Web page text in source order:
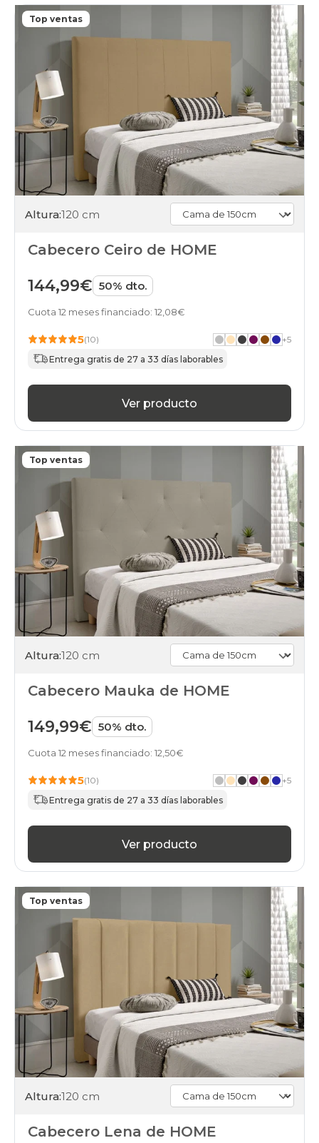
Top ventas
Altura:120 cm
Cabecero Ceiro de HOME
144,99€ 50% dto.
Cuota 12 meses financiado: 12,08€
5(10) +5
Entrega gratis de 27 a 33 días laborables
Ver producto
Top ventas
Altura:120 cm
Cabecero Mauka de HOME
149,99€ 50% dto.
Cuota 12 meses financiado: 12,50€
5(10) +5
Entrega gratis de 27 a 33 días laborables
Ver producto
Top ventas
Altura:120 cm
Cabecero Lena de HOME